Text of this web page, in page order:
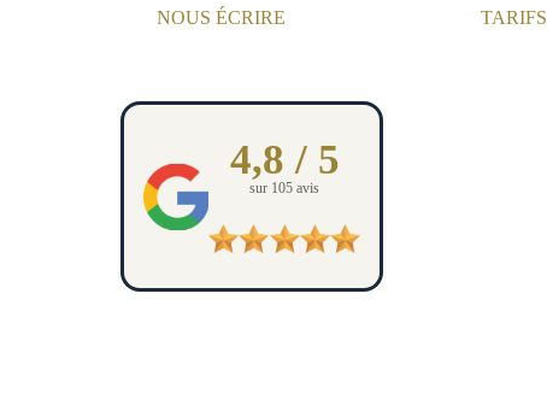
NOUS ÉCRIRE TARIFS
4,8 / 5
sur 105 avis